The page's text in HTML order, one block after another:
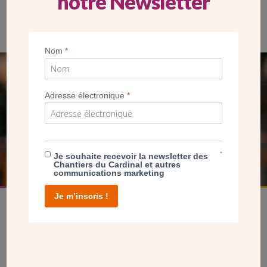
SEUL VOTRE DON
NOUS PERMET D’AGIR
FAIRE UN DON
Nom*
Adresse électronique*
Je souhaite recevoir la newsletter des
Chantiers du Cardinal et autres
communications marketing
*
Je m’inscris !